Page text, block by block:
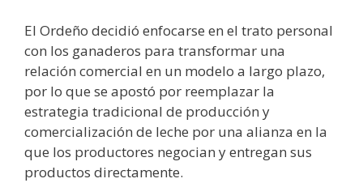
El Ordeño decidió enfocarse en el trato personal
con los ganaderos para transformar una
relación comercial en un modelo a largo plazo,
por lo que se apostó por reemplazar la
estrategia tradicional de producción y
comercialización de leche por una alianza en la
que los productores negocian y entregan sus
productos directamente.